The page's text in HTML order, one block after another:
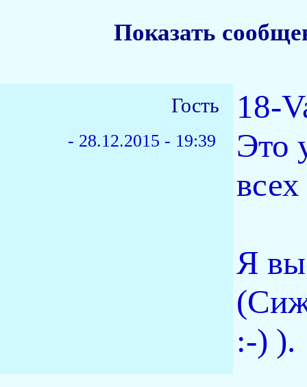
Показать
Гость
- 28.12.2015 - 19:39
18-
Это
Я
:-) ).